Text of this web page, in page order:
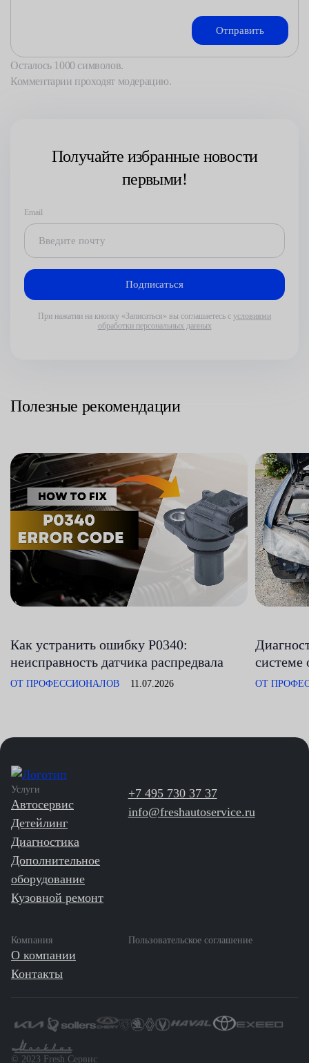
Осталось 1000 символов.
Комментарии проходят модерацию.
Получайте избранные новости
первыми!
Email
При нажатии на кнопку «Записаться» вы соглашаетесь с условиями
обработки персональных данных
Полезные рекомендации
Как устранить ошибку P0340:
неисправность датчика распредвала
ОТ ПРОФЕССИОНАЛОВ 11.07.2026
системе
ОТ
Услуги
Автосервис
Детейлинг
Диагностика
Дополнительное
оборудование
Кузовной ремонт
Компания
О компании
Контакты
Пользовательское соглашение
+7 495 730 37 37
info@freshautoservice.ru
©️ 2023 Fresh Сервис